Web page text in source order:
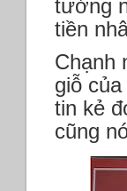
tưởng
tiền
Chạnh
giỗ
tin kẻ
cũng